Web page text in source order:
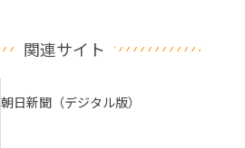
関連サイト
朝日新聞（デジタル版）